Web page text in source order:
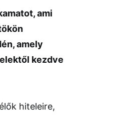
ami
amely
kezdve